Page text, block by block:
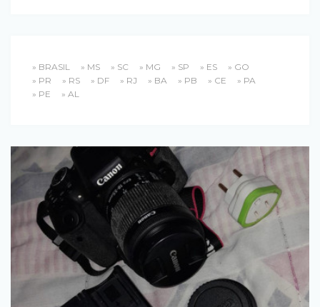
» BRASIL » MS » SC » MG » SP » ES
» GO
» PR
» RS » DF » RJ » BA » PB » CE
» PA
» PE
» AL